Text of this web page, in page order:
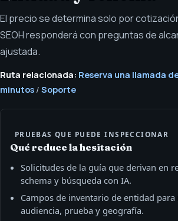
El precio se determina solo por
SEOH responderá con preguntas de
ajustada.
Ruta relacionada: Reserva una llamada
minutos / Soporte
PRUEBAS QUE PUEDE INSPECCIONAR
Qué reduce la hesitación
Solicitudes de la guía que derivan en
schema y búsqueda con IA.
Campos de inventario de entidad para
audiencia, prueba y geografía.